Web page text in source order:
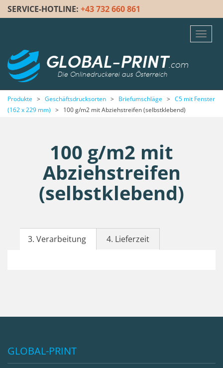
SERVICE-HOTLINE: +43 732 660 861
GLOBAL-PRINT.com
Die Onlinedruckerei aus Österreich
Produkte > Geschäftsdrucksorten > Briefumschläge > C5 mit Fenster
(162 x 229 mm) > 100 g/m2 mit Abziehstreifen (selbstklebend)
100 g/m2 mit
Abziehstreifen
(selbstklebend)
3. Verarbeitung 4. Lieferzeit
GLOBAL-PRINT